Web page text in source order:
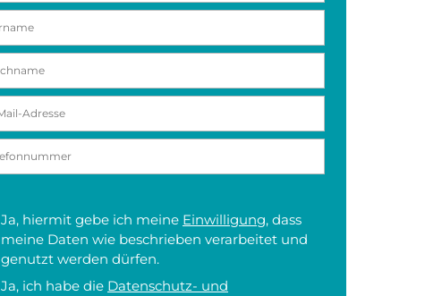
Ja, hiermit gebe ich meine Einwilligung, dass
meine Daten wie beschrieben verarbeitet und
genutzt werden dürfen.
Ja, ich habe die Datenschutz- und